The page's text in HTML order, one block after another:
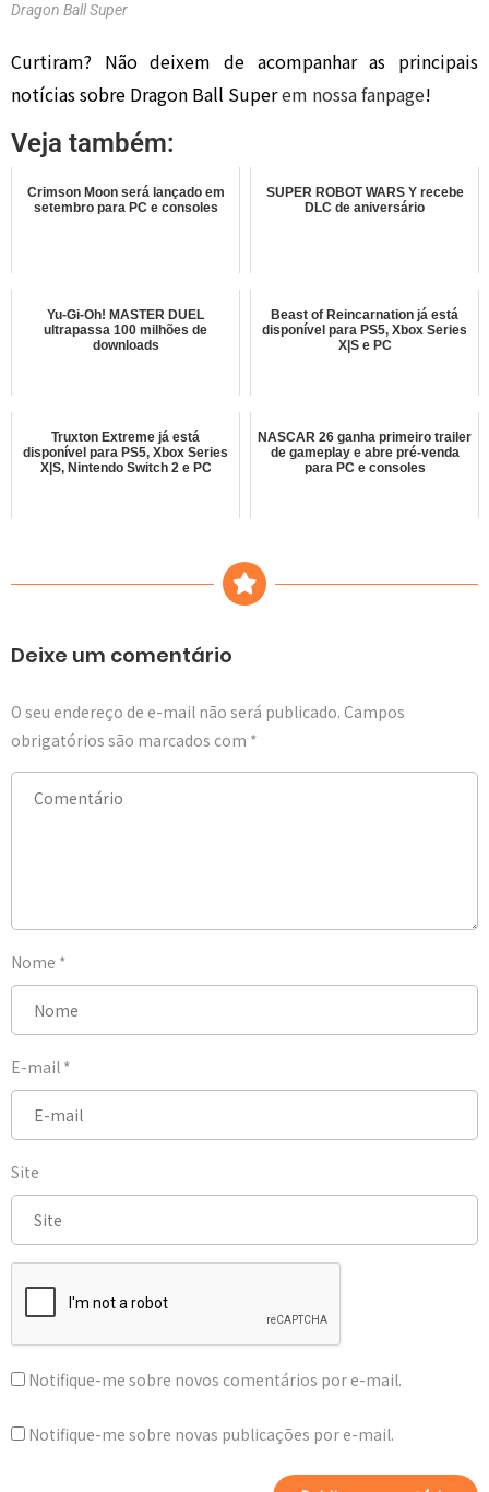
Dragon Ball Super
Curtiram? Não deixem de acompanhar as principais
notícias sobre Dragon Ball Superem nossa fanpage!
Veja também:
Crimson Moon será lançado em
setembro para PC e consoles
SUPER ROBOT WARS Y recebe
DLC de aniversário
Yu-Gi-Oh! MASTER DUEL
ultrapassa 100 milhões de
downloads
Beast of Reincarnation já está
disponível para PS5, Xbox Series
X|S e PC
Truxton Extreme já está
disponível para PS5, Xbox Series
X|S, Nintendo Switch 2 e PC
NASCAR 26 ganha primeiro trailer
de gameplay e abre pré-venda
para PC e consoles
Deixe um comentário
O seu endereço de e-mail não será publicado. Campos
obrigatórios são marcados com *
Nome *
E-mail *
Site
Notifique-me sobre novos comentários por e-mail.
Notifique-me sobre novas publicações por e-mail.